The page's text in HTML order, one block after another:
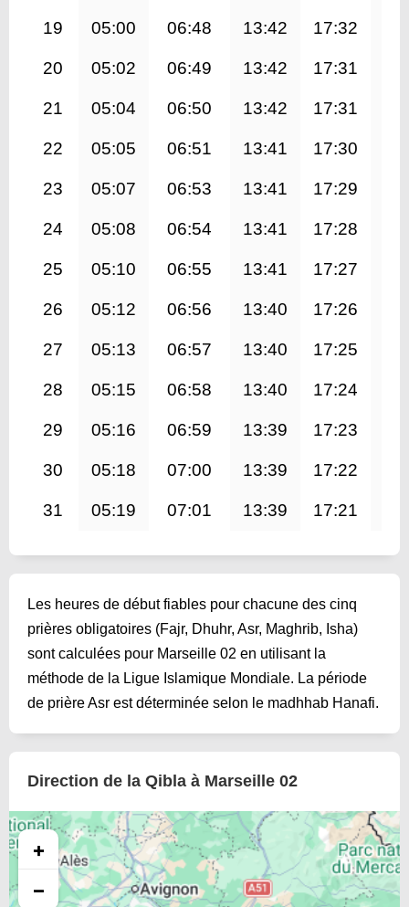
19 05:00 06:48 13:42 17:32
20 05:02 06:49 13:42 17:31
21 05:04 06:50 13:42 17:31
22 05:05 06:51 13:41 17:30
23 05:07 06:53 13:41 17:29
24 05:08 06:54 13:41 17:28
25 05:10 06:55 13:41 17:27
26 05:12 06:56 13:40 17:26
27 05:13 06:57 13:40 17:25
28 05:15 06:58 13:40 17:24
29 05:16 06:59 13:39 17:23
30 05:18 07:00 13:39 17:22
31 05:19 07:01 13:39 17:21
Les heures de début fiables pour chacune des cinq
prières obligatoires (Fajr, Dhuhr, Asr, Maghrib, Isha)
sont calculées pour Marseille 02 en utilisant la
méthode de la Ligue Islamique Mondiale. La période
de prière Asr est déterminée selon le madhhab Hanafi.
Direction de la Qibla à Marseille 02
+
−